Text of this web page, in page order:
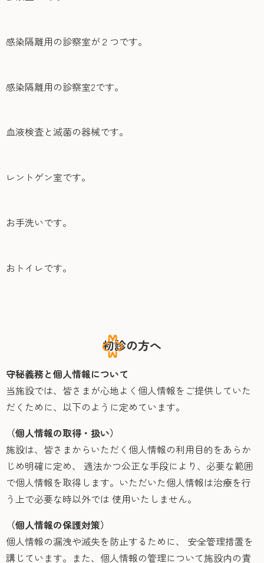
感染隔離用の診察室が２つです。
感染隔離用の診察室2です。
血液検査と滅菌の器械です。
レントゲン室です。
お手洗いです。
おトイレです。
初診の方へ
守秘義務と個人情報について
当施設では、皆さまが心地よく個人情報をご提供していた
だくために、以下のように定めています。
（個人情報の取得・扱い）
施設は、皆さまからいただく個人情報の利用目的をあらか
じめ明確に定め、 適法かつ公正な手段により、必要な範囲
で個人情報を取得します。いただいた個人情報は治療を行
う上で必要な時以外では 使用いたしません。
（個人情報の保護対策）
個人情報の漏洩や滅失を防止するために、 安全管理措置を
講じています。また、個人情報の管理について施設内の責